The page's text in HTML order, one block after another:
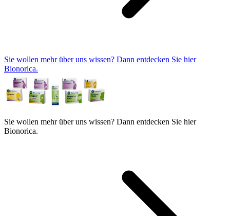
Sie wollen mehr über uns wissen? Dann entdecken Sie hier
Bionorica.
Sie wollen mehr über uns wissen? Dann entdecken Sie hier
Bionorica.